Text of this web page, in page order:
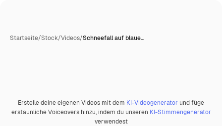
Startseite/Stock/Videos/Schneefall auf blaue…
PremiumKI-generiert
Erstelle deine eigenen Videos mit dem KI-Videogenerator und füge
erstaunliche Voiceovers hinzu, indem du unseren KI-Stimmengenerator
verwendest